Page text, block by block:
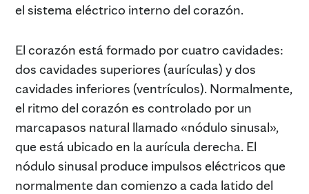
el sistema eléctrico interno del corazón.
El corazón está formado por cuatro cavidades:
dos cavidades superiores (aurículas) y dos
cavidades inferiores (ventrículos). Normalmente,
el ritmo del corazón es controlado por un
marcapasos natural llamado «nódulo sinusal»,
que está ubicado en la aurícula derecha. El
nódulo sinusal produce impulsos eléctricos que
normalmente dan comienzo a cada latido del